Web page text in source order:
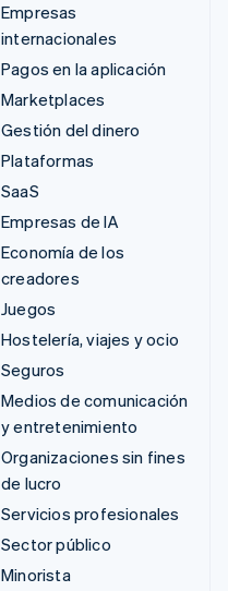
Empresas
internacionales
Pagos en la aplicación
Marketplaces
Gestión del dinero
Plataformas
SaaS
Empresas de IA
Economía de los
creadores
Juegos
Hostelería, viajes y ocio
Seguros
Medios de comunicación
y entretenimiento
Organizaciones sin fines
de lucro
Servicios profesionales
Sector público
Minorista